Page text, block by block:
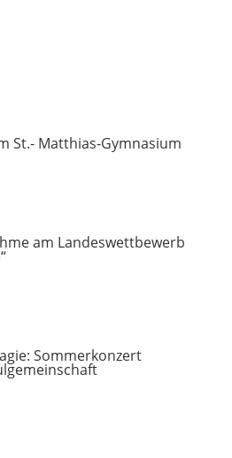
St.- Matthias-Gymnasium
am Landeswettbewerb
Sommerkonzert